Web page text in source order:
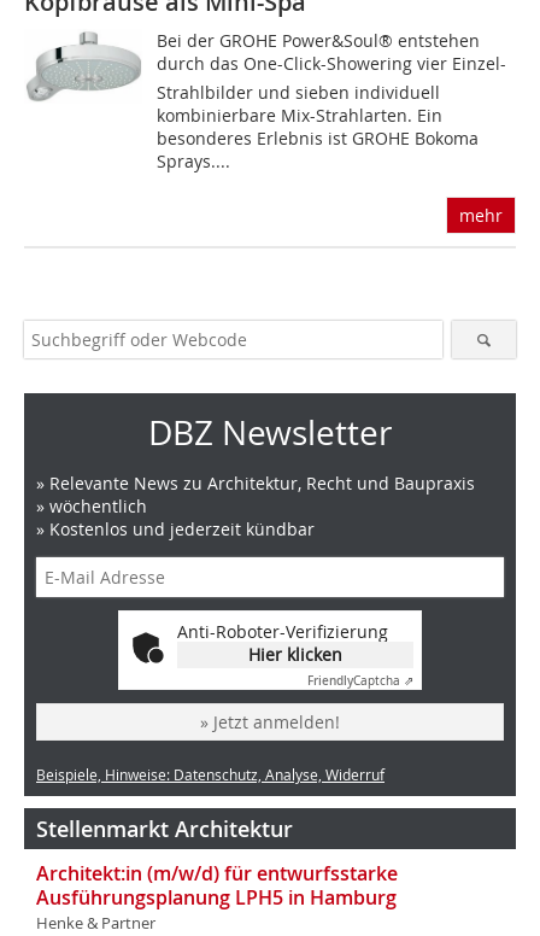
Bei der GROHE Power&Soul® entstehen
durch das One-Click-Showering vier Einzel-
Strahlbilder und sieben individuell
kombinierbare Mix-Strahlarten. Ein
besonderes Erlebnis ist GROHE Bokoma
Sprays....
mehr
DBZ Newsletter
» Relevante News zu Architektur, Recht und Baupraxis
» wöchentlich
» Kostenlos und jederzeit kündbar
Anti-Roboter-Verifizierung
Hier klicken
FriendlyCaptcha ⇗
» Jetzt anmelden!
Beispiele, Hinweise: Datenschutz, Analyse, Widerruf
Stellenmarkt Architektur
Architekt:in (m/w/d) für entwurfsstarke
Ausführungsplanung LPH5 in Hamburg
Henke & Partner